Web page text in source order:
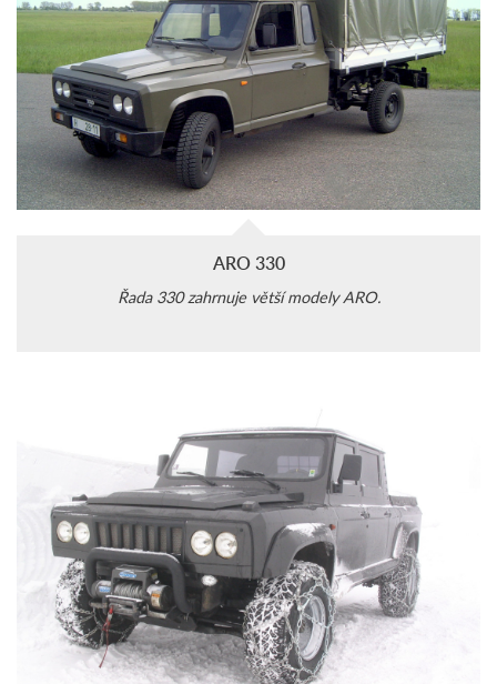
ARO 330
Řada 330 zahrnuje větší modely ARO.